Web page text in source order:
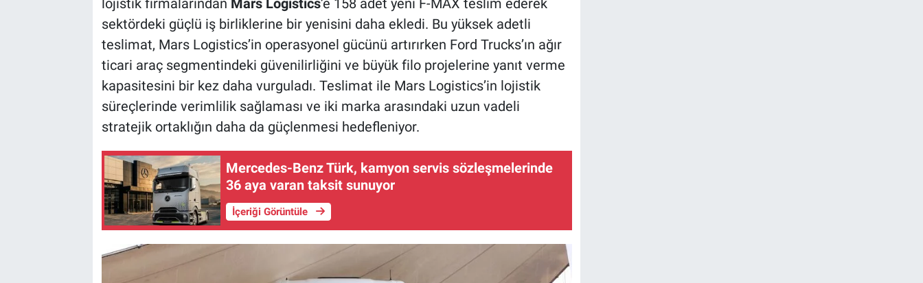
lojistik firmalarından Mars Logistics’e 158 adet yeni F-MAX teslim ederek
sektördeki güçlü iş birliklerine bir yenisini daha ekledi. Bu yüksek adetli
teslimat, Mars Logistics’in operasyonel gücünü artırırken Ford Trucks’ın ağır
ticari araç segmentindeki güvenilirliğini ve büyük filo projelerine yanıt verme
kapasitesini bir kez daha vurguladı. Teslimat ile Mars Logistics’in lojistik
süreçlerinde verimlilik sağlaması ve iki marka arasındaki uzun vadeli
stratejik ortaklığın daha da güçlenmesi hedefleniyor.
Mercedes-Benz Türk, kamyon servis sözleşmelerinde
36 aya varan taksit sunuyor
İçeriği Görüntüle